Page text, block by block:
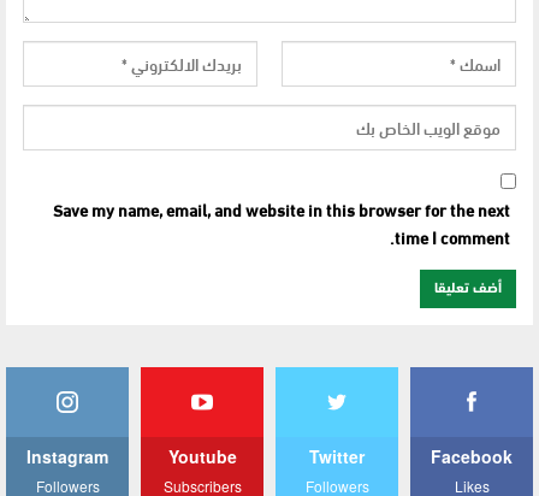
Save my name, email, and website in this browser for the next
time I comment.
Facebook
Likes
Twitter
Followers
Youtube
Subscribers
Instagram
Followers